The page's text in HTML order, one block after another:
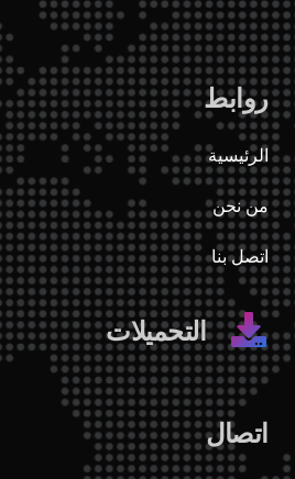
روابط
الرئيسية
من نحن
اتصل بنا
التحميلات
اتصال